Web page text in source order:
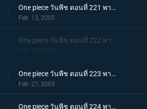
One piece วันพีช ตอนที่ 221 พากย์ไทย เด็กผู้ชายถือขลุ่ยปริศนา กับ ข้อสันนิษฐานของโรบิ้น
Feb. 13, 2005
One piece วันพีช ตอนที่ 223 พากย์ไทย โซโลหันคมเขี้ยว! สัตว์ป่าที่ขวางทาง!
Feb. 27, 2005
One piece วันพีช ตอนที่ 224 พากย์ไทย การโต้กลับของหัวขโมยความทรงจำที่เผยธาตุแท้!!